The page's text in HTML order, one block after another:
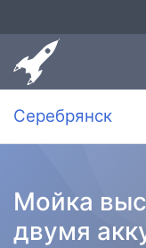
Серебрянск
Мойка
двумя